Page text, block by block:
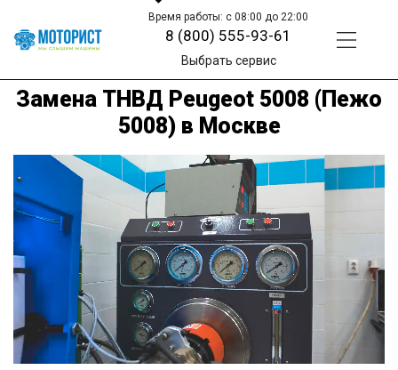
Время работы: с 08:00 до 22:00
8 (800) 555-93-61
Выбрать сервис
Замена ТНВД Peugeot 5008 (Пежо
5008) в Москве